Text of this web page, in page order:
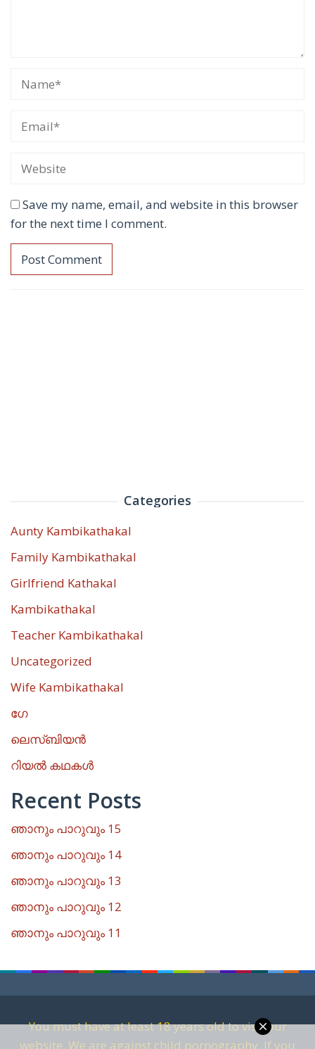
Save my name, email, and website in this browser
for the next time I comment.
Categories
Aunty Kambikathakal
Family Kambikathakal
Girlfriend Kathakal
Kambikathakal
Teacher Kambikathakal
Uncategorized
Wife Kambikathakal
ഗേ
ലെസ്ബിയൻ
റിയൽ കഥകൾ
Recent Posts
ഞാനും പാറുവും 15
ഞാനും പാറുവും 14
ഞാനും പാറുവും 13
ഞാനും പാറുവും 12
ഞാനും പാറുവും 11
You must have at least 18 years old to visit our
website. We are against child pornography. If you